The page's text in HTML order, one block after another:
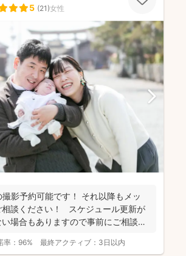
5 (21)女性
撮影予約可能です！ それ以降もメッ
相談ください！ スケジュール更新が
場合もありますので事前にご相談く
率： 96% 最終アクティブ： 3日以内